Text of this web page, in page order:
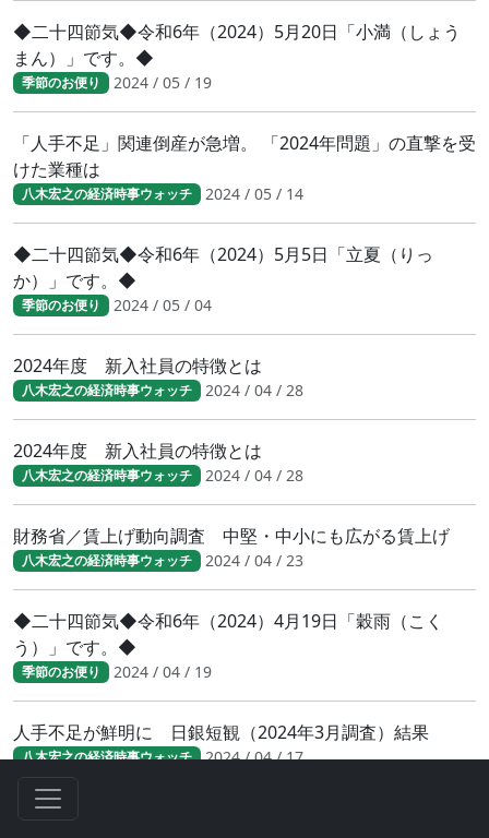
◆二十四節気◆令和6年（2024）5月20日「小満（しょう
まん）」です。◆
季節のお便り 2024 / 05 / 19
「人手不足」関連倒産が急増。 「2024年問題」の直撃を受
けた業種は
八木宏之の経済時事ウォッチ 2024 / 05 / 14
◆二十四節気◆令和6年（2024）5月5日「立夏（りっ
か）」です。◆
季節のお便り 2024 / 05 / 04
2024年度 新入社員の特徴とは
八木宏之の経済時事ウォッチ 2024 / 04 / 28
2024年度 新入社員の特徴とは
八木宏之の経済時事ウォッチ 2024 / 04 / 28
財務省／賃上げ動向調査 中堅・中小にも広がる賃上げ
八木宏之の経済時事ウォッチ 2024 / 04 / 23
◆二十四節気◆令和6年（2024）4月19日「穀雨（こく
う）」です。◆
季節のお便り 2024 / 04 / 19
人手不足が鮮明に 日銀短観（2024年3月調査）結果
八木宏之の経済時事ウォッチ 2024 / 04 / 17